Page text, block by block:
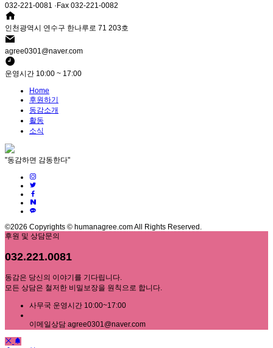
032-221-0081 ·Fax 032-221-0082
인천광역시 연수구 한나루로 71 203호
agree0301@naver.com
운영시간 10:00 ~ 17:00
Home
후원하기
동감소개
활동
소식
"동감하면 감동한다"
©2026 Copyrights © humanagree.com All Rights Reserved.
후원 및 상담문의
032.221.0081
동감은 당신의 이야기를 기다립니다.
모든 상담은 철저한 비밀보장을 원칙으로 합니다.
사무국 운영시간 10:00~17:00
이메일상담 agree0301@naver.com